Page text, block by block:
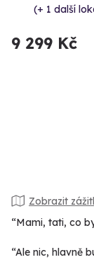
(+ 1 další
9 299 Kč
Zobrazit
“Mami, tati, co
“Ale nic, hlavně